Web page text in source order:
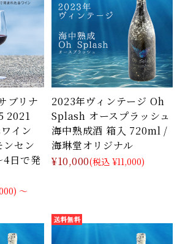
ブリナ
2021
イン
ンセン
日で発
～
2023年ヴィンテージ Oh
Splash オースプラッシュ
海中熟成酒 箱入 720ml /
海琳堂オリジナル
¥10,000(税込 ¥11,000)